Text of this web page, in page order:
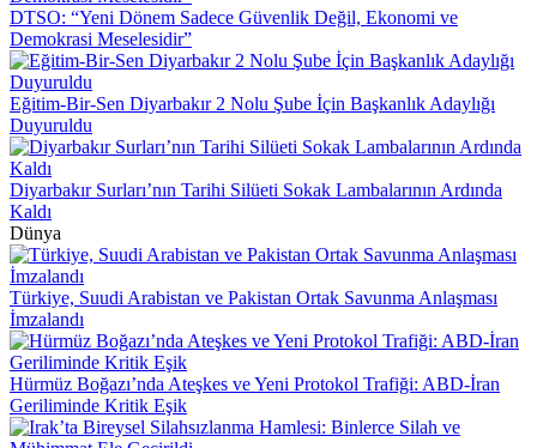
DTSO: “Yeni Dönem Sadece Güvenlik Değil, Ekonomi ve
Demokrasi Meselesidir”
Eğitim-Bir-Sen Diyarbakır 2 Nolu Şube İçin Başkanlık Adaylığı
Duyuruldu
Diyarbakır Surları’nın Tarihi Silüeti Sokak Lambalarının Ardında
Kaldı
Dünya
Türkiye, Suudi Arabistan ve Pakistan Ortak Savunma Anlaşması
İmzalandı
Hürmüz Boğazı’nda Ateşkes ve Yeni Protokol Trafiği: ABD-İran
Geriliminde Kritik Eşik